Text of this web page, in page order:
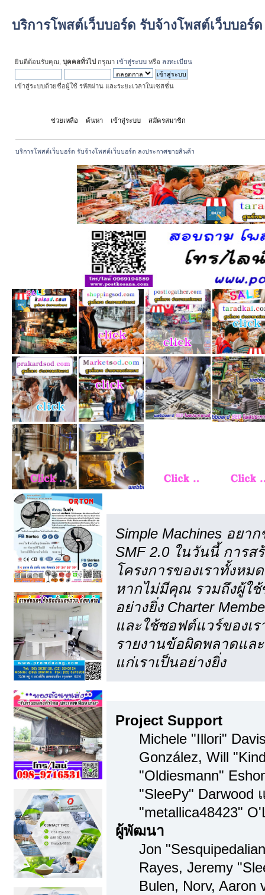
บริการโพสต์เว็บบอร์ด รับจ้างโพสต์เว็บบอร์
ยินดีต้อนรับคุณ, บุคคลทั่วไป กรุณา เข้าสู่ระบบ หรือ ลงทะเบียน
เข้าสู่ระบบด้วยชื่อผู้ใช้ รหัสผ่าน และระยะเวลาในเซสชั่น
ช่วยเหลือ ค้นหา เข้าสู่ระบบ สมัครสมาชิก
บริการโพสต์เว็บบอร์ด รับจ้างโพสต์เว็บบอร์ด ลงประกาศขายสินค้า
Simple Machines อย
SMF 2.0 ในวันนี้ การส
โครงการของเราทั้งหม
หากไม่มีคุณ รวมถึงผู้ใช้
อย่างยิ่ง Charter
และใช้ซอฟต์แวร์ของเ
รายงานข้อผิดพลาดแล
แก่เราเป็นอย่างยิ่ง
Project Support
Michele "Illori"
González, Will
"Oldiesmann"
"SleePy" Darwood
"metallica48423"
ผู้พัฒนา
Jon
Rayes, Jeremy
Bulen, Norv, Aaron